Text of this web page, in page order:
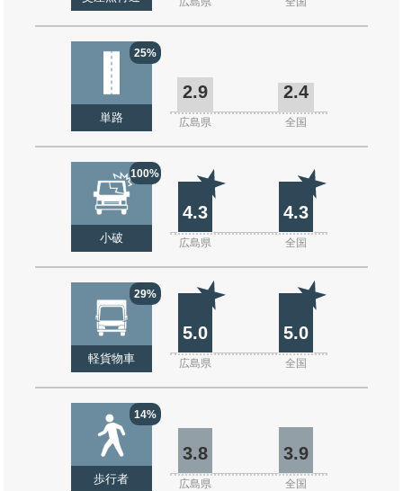
25%
単路
2.9 2.4
広島県 全国
100%
小破
4.3 4.3
広島県 全国
29%
軽貨物車
5.0 5.0
広島県 全国
14%
歩行者
3.8 3.9
広島県 全国